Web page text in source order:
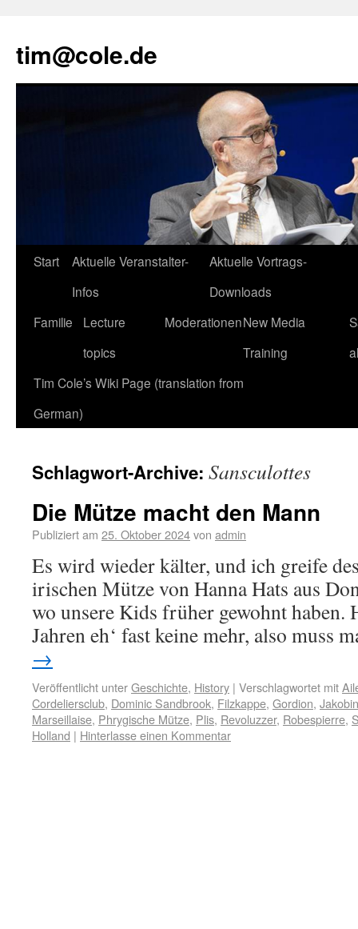
tim@cole.de
Start
Aktuelle Veranstalter-
Infos
Aktuelle Vortrags-
Downloads
Familie
Lecture
topics
ModerationenNew Media
Training
Tim Cole’s Wiki Page (translation from
German)
Schlagwort-Archive: Sansculottes
Die Mütze macht den Mann
Publiziert am 25. Oktober 2024von admin
Es wird wieder kälter, und ich greife
irischen Mütze von Hanna Hats aus
wo unsere Kids früher gewohnt haben.
Jahren eh‘ fast keine mehr, also muss
→
Veröffentlicht unterGeschichte, History | Verschlagwortet mit
Cordeliersclub, Dominic Sandbrook, Filzkappe, Gordion,
Marseillaise, Phrygische Mütze, Plis, Revoluzzer, Robespierre,
Holland | Hinterlasse einen Kommentar